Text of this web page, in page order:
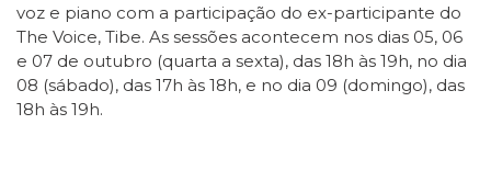
voz e piano com a participação do ex-participante do
The Voice, Tibe. As sessões acontecem nos dias 05, 06
e 07 de outubro (quarta a sexta), das 18h às 19h, no dia
08 (sábado), das 17h às 18h, e no dia 09 (domingo), das
18h às 19h.